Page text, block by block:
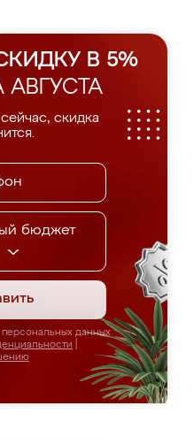
В 5%
скидка
бюджет
данных